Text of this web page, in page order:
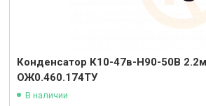
Конденсатор К10-47в-Н90-50В
ОЖ0.460.174ТУ
В наличии